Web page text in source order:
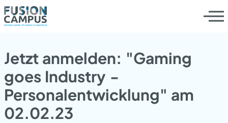
Jetzt anmelden: "Gaming
goes Industry -
Personalentwicklung" am
02.02.23